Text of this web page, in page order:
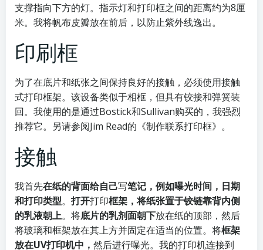
支撑指向下方的灯。指示灯和打印框之间的距离约为8厘
米。我将帆布皮瓣放在前后，以防止紫外线逸出。
印刷框
为了在底片和纸张之间保持良好的接触，必须使用接触
式打印框架。该设备类似于相框，但具有铰接和弹簧装
回。我使用的是通过Bostick和Sullivan购买的，我强烈
推荐它。另请参阅Jim Read的《制作联系打印框》。
接触
我首先在纸的背面给自己写笔记，例如曝光时间，日期
和打印类型。 打开打印框架，将纸张置于铰链靠背内侧
的乳液朝上。将底片的乳剂面朝下放在纸的顶部，然后
将玻璃和框架放在其上方并固定在适当的位置。将框架
放在UV打印机中， 然后进行曝光。我的打印机连接到